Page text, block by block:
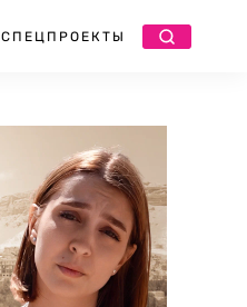
СПЕЦПРОЕКТЫ